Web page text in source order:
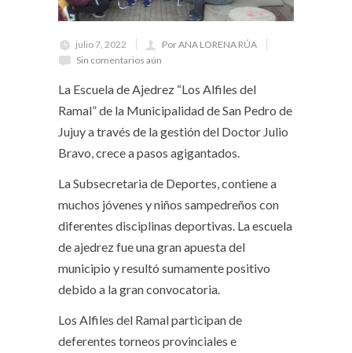
julio 7, 2022
Por ANA LORENA RÚA
Sin comentarios aún
La Escuela de Ajedrez “Los Alfiles del
Ramal” de la Municipalidad de San Pedro de
Jujuy a través de la gestión del Doctor Julio
Bravo, crece a pasos agigantados.
La Subsecretaria de Deportes, contiene a
muchos jóvenes y niños sampedreños con
diferentes disciplinas deportivas. La escuela
de ajedrez fue una gran apuesta del
municipio y resultó sumamente positivo
debido a la gran convocatoria.
Los Alfiles del Ramal participan de
deferentes torneos provinciales e